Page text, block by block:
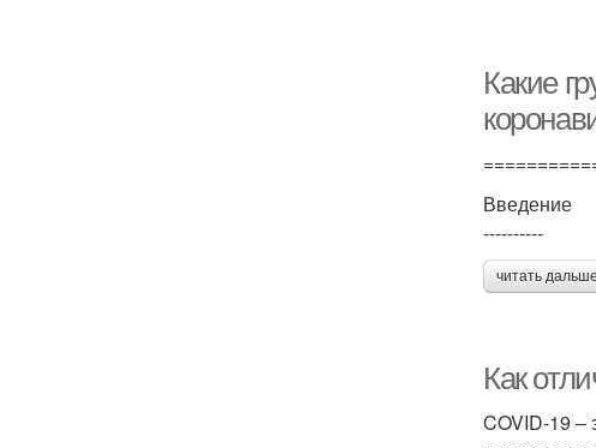
Какие
Введение
----------
читать
Как
COVID-19 –